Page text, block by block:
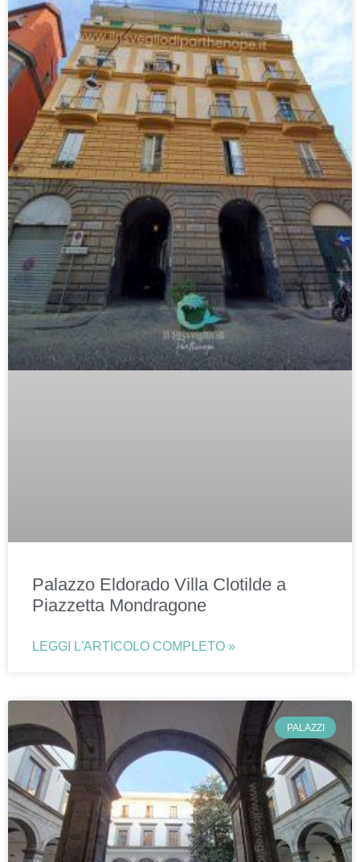
Palazzo Eldorado Villa Clotilde a
Piazzetta Mondragone
LEGGI L'ARTICOLO COMPLETO »
PALAZZI